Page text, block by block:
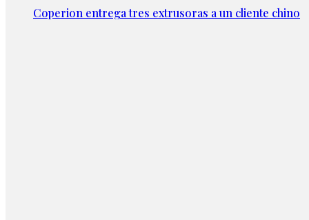
Coperion entrega tres extrusoras a un cliente chino